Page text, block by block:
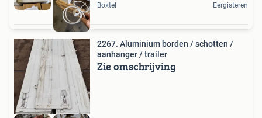
Boxtel Eergisteren
2267. Aluminium borden / schotten /
aanhanger / trailer
Zie omschrijving